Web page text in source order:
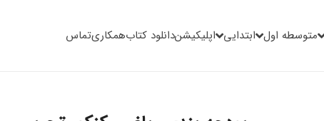
متوسطه اول ابتدایی اپلیکیشندانلود کتابهمکاریتماس